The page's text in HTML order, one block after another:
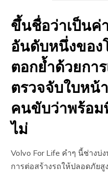
ขึ้นชื่อว่าเป็นค่
อันดับหนึ่งของ
ตอกย้ำด้วยกา
ตรวจจับใบหน้
คนขับว่าพร้อม
ไม่
Volvo For Life คำๆ นี้ช่างบ่
การต่อสร้างรถให้ปลอดภัย